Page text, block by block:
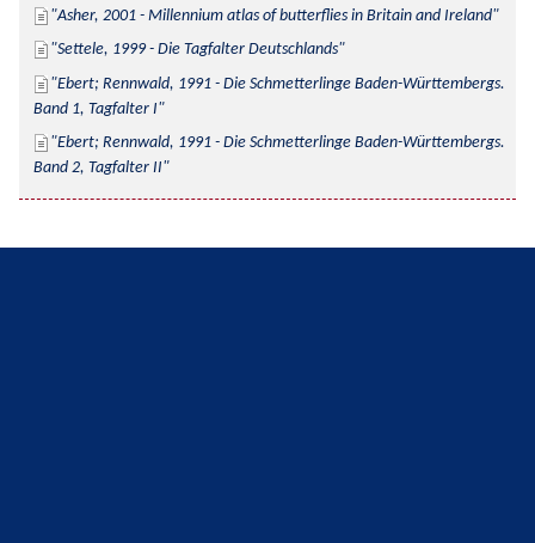
Asher, 2001 - Millennium atlas of butterflies in Britain and Ireland
Settele, 1999 - Die Tagfalter Deutschlands
Ebert; Rennwald, 1991 - Die Schmetterlinge Baden-Württembergs.
Band 1, Tagfalter I
Ebert; Rennwald, 1991 - Die Schmetterlinge Baden-Württembergs.
Band 2, Tagfalter II